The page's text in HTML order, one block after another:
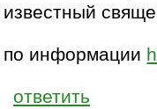
известный
по информации
ответить